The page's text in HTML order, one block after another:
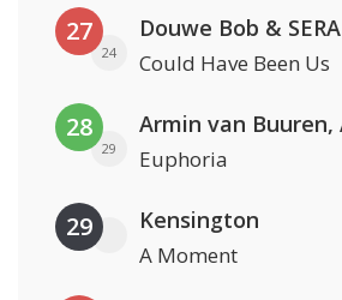
27
24
Douwe Bob & SERA
Could Have Been Us
28
29 Euphoria
29 Kensington
A Moment